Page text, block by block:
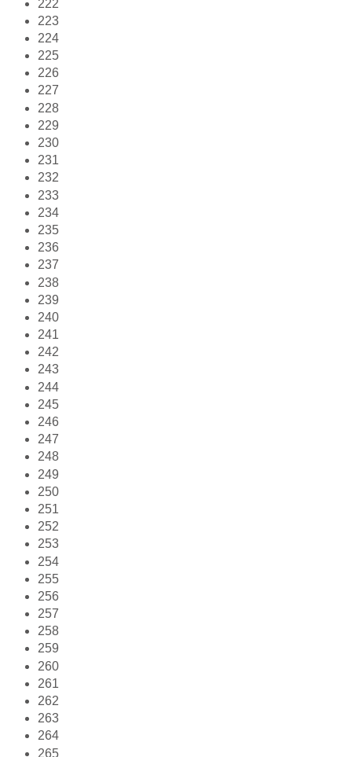
222
223
224
225
226
227
228
229
230
231
232
233
234
235
236
237
238
239
240
241
242
243
244
245
246
247
248
249
250
251
252
253
254
255
256
257
258
259
260
261
262
263
264
265